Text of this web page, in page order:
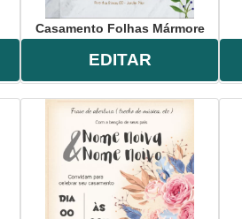
Casamento Folhas Mármore
EDITAR